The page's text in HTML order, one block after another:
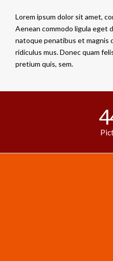
Lorem ipsum dolor sit amet,
Aenean commodo ligula eget
natoque penatibus et magnis
ridiculus mus. Donec quam
pretium quis, sem.